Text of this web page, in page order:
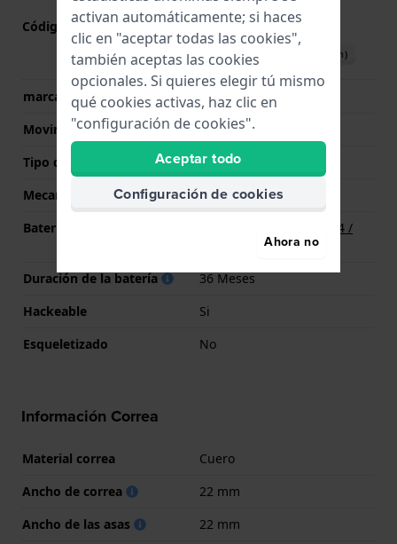
Código de Movimiento VJ52 Ver especificaciones
Descargar manual (English)
marca del movimiento
Seiko Instruments Inc.
Movimiento suizo
No
Tipo de pantalla
analógico
Mecanismo
Cuarzo
Batería
Batería Renata R364 364 /
Duración de la batería
36 Meses
Hackeable
Si
Esqueletizado
No
Información Correa
Material correa
Cuero
Ancho de correa
22 mm
Ancho de las asas
22 mm
activan automáticamente; si haces
clic en "aceptar todas las cookies",
también aceptas las cookies
opcionales. Si quieres elegir tú mismo
qué cookies activas, haz clic en
"configuración de cookies".
Aceptar todo
Configuración de cookies
Ahora no